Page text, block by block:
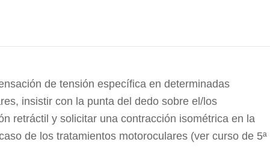
de tensión específica en determinadas
insistir con la punta del dedo sobre el/los
retráctil y solicitar una contracción isométrica en la
de los tratamientos motoroculares (ver curso de 5ª